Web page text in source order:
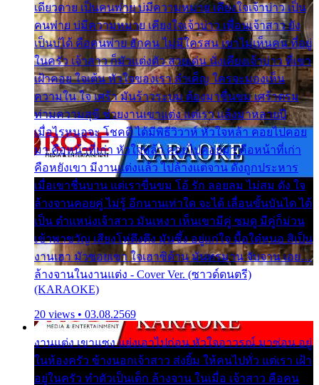
เดียวดาย เป็นคนพ่าย บ่มีความหมาย เคียงใจเจ้าบ่าว เป็น
คนพ่าย บ่มีความหมาย เคียงใจเจ้าบ่าว เพื่อนเจ้าสาว ยัง
เป็นบ่ได้ คือคนพ่าย ฮักคน ไม่มีใครสน เขาไม่เห็นคน ที่อยู่
ในครัว เจ้าสาว ก็มัวแต่งตัว สวยเด่น นั่งเคียงเจ้าบ่าว ที่เขา
เฝ้าคอย ใจเต้น หัวใจของเรา ลำเค็ญ ใครจะมองเห็น
ความใน ใจ เศร้า มันร้าวระบม ต้องมาขื่นขม เศร้าตรม
ท่ามความสุขี ช่วยงานเขาแต่ง แต่เรา แล้งมาหลายปี
เมื่อไรหนอจะ โชคดี ได้มีพิธีวิวาห์ หัวใจหล้า คอยไปคอย
มา คือหน้าที่เก่า หัวใจหล้า คอยไปคอยมา คือหน้าที่เก่า
คือหยังเขา มีงานแต่งแล้ว ไปล้างแต่จาน ดั่งถูกประหาร
เมื่อเขาชื่นบาน แต่เราขื่นขม โอ้ รัก ลอยลม ไม่สม ดัง ใจ
ล้างจานคอยคู่ ไม่รู้ อีกนานเท่าใด จะได้ เลื่อนขั้นบันได ได้
เป็น ตำแหน่งเจ้าสาว มันเหงา เห็นเขามีคู่ ซมดู มีคู่ก็ม่วน
เข้าพาขวัญ เสียงโห่ตึงตึง มันซึ้ง อยู่แก่ใจ มื้อใด๋หนอ สิเป็น
งานเฮา มัวซอยเขา ใจเฮาซิด้าน มันทรมาน จับจาน เอย…
ล้างจานในงานแต่ง - Cover Ver. (ซาวด์ดนตรี)
(KARAOKE)
20 views • 03.08.2569
งานแต่ง เขาแซง แย่งเอาไปก่อน หัวใจอาวรณ์ มาซ่อน อยู่
ในห้องครัว ข้างนอกเจ้าสาว ส่งยิ้ม ให้คนไปทั่ว แต่เรา เฝ้า
อยู่ในครัว ทำตัวเป็นเด็ก ล้างจาน ในเมื่อ เจ้าสาว คือคน